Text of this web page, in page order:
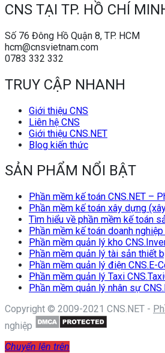
CNS TẠI TP. HỒ CHÍ
Số 76 Đông Hồ Quận 8, TP. HCM
hcm@cnsvietnam.com
0783 332 332
TRUY CẬP NHANH
Giới thiệu CNS
Liên hệ CNS
Giới thiệu CNS.NET
Blog kiến thức
SẢN PHẨM NỔI BẬT
Phần mềm kế toán CNS.NET –
Phần mềm kế toán xây dựng
Tìm hiểu về phần mềm kế toán
Phần mềm kế toán doanh
Phần mềm quản lý kho
Phần mềm quản lý tài sản thiết
Phần mềm quản lý điện CNS.E-
Phần mềm quản lý Taxi
Phần mềm quản lý nhân sự
Copyright © 2009-2021 CNS.NET -
nghiệp
Chuyển lên trên